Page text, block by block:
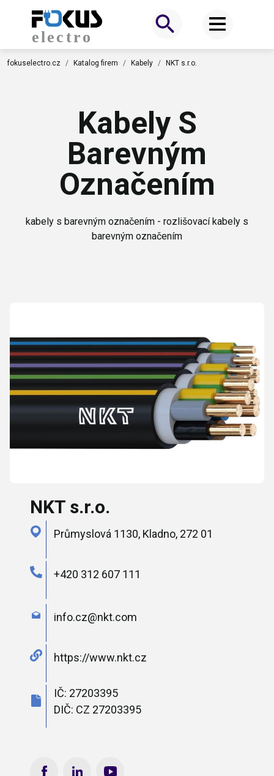
fokuselectro.cz Katalog firem Kabely NKT s.r.o.
Kabely S
Barevným
Označením
kabely s barevným označením - rozlišovací kabely s
barevným označením
NKT s.r.o.
Průmyslová 1130, Kladno, 272 01
+420 312 607 111
info.cz@​nkt.​com
https://www.nkt.cz
IČ: 27203395
DIČ: CZ 27203395